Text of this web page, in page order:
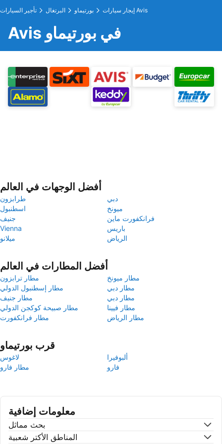
تأجير السيارات البرتغال بورتيماو إيجار سيارات Avis
Avis في بورتيماو
أفضل الوجهات في العالم
طرابزون
دبي
اسطنبول
ميونخ
جنيف
فرانكفورت ماين
Vienna
باريس
ميلانو
الرياض
أفضل المطارات في العالم
مطار ترابزون
مطار ميونخ
مطار إسطنبول الدولي
مطار دبي
مطار جنيف
مطار دبي
مطار صبيحة كوكجن الدولي
مطار فيينا
مطار فرانكفورت
مطار الرياض
قرب بورتيماو
لاغوس
ألبوفيرا
مطار فارو
فارو
معلومات إضافية
بحث مماثل
المناطق الأكتر شعبية